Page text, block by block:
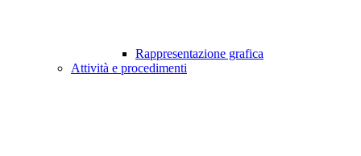
Rappresentazione grafica
Attività e procedimenti